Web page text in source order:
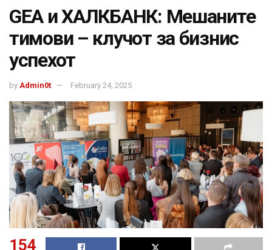
GEA и ХАЛКБАНК: Мешаните
тимови – клучот за бизнис
успехот
by Admin0t February 24, 2025
154